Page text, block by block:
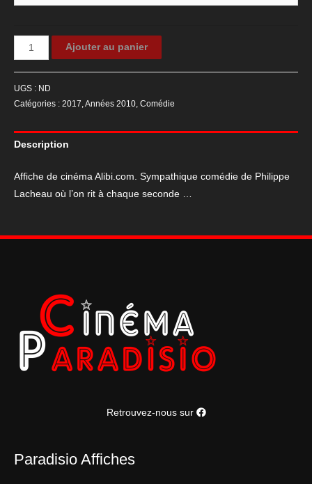
quantité
de
Alibi.com
Ajouter au panier
UGS : ND
Catégories : 2017,Années 2010, Comédie
Description
Affiche de cinéma Alibi.com. Sympathique comédie de Philippe
Lacheau où l’on rit à chaque seconde …
Retrouvez-nous sur
Paradisio Affiches